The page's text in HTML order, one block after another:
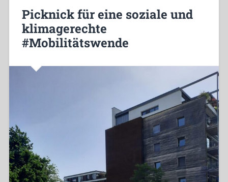
Picknick für eine soziale und
klimagerechte
#Mobilitätswende